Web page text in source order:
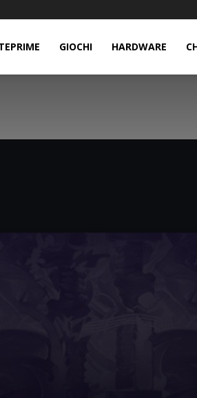
GIOCHI HARDWARE